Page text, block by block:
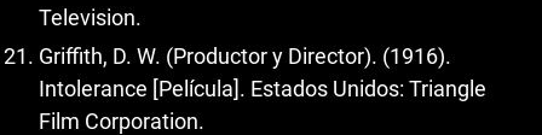
Television.
Griffith, D. W. (Productor y Director). (1916).
Intolerance [Película]. Estados Unidos: Triangle
Film Corporation.